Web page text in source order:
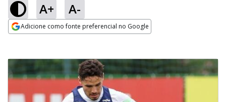
A+ A-
Adicione como fonte preferencial no Google